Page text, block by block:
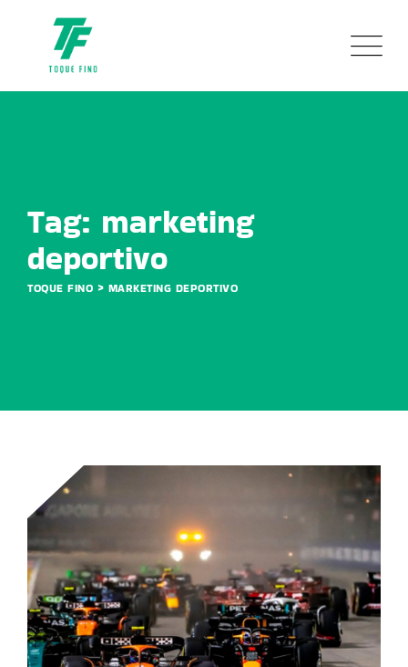
Tag: marketing
deportivo
TOQUE FINO > MARKETING DEPORTIVO